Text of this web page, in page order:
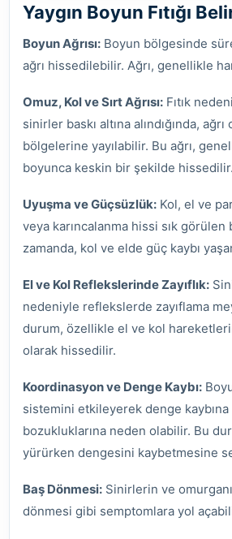
Yaygın Boyun Fıtığı
Boyun Ağrısı: Boyun bölgesinde
ağrı hissedilebilir. Ağrı, genellikle
Omuz, Kol ve Sırt Ağrısı: Fıtık
sinirler baskı altına alındığında,
bölgelerine yayılabilir. Bu ağrı,
boyunca keskin bir şekilde hissedilir.
Uyuşma ve Güçsüzlük: Kol, el ve
veya karıncalanma hissi sık görülen
zamanda, kol ve elde güç kaybı
El ve Kol Reflekslerinde Zayıflık:
nedeniyle reflekslerde zayıflama
durum, özellikle el ve kol
olarak hissedilir.
Koordinasyon ve Denge Kaybı:
sistemini etkileyerek denge
bozukluklarına neden olabilir. Bu
yürürken dengesini kaybetmesine
Baş Dönmesi: Sinirlerin ve
dönmesi gibi semptomlara yol